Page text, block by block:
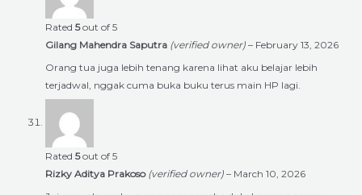
Rated 5out of 5
Gilang Mahendra Saputra (verified owner) – February 13, 2026
Orang tua juga lebih tenang karena lihat aku belajar lebih
terjadwal, nggak cuma buka buku terus main HP lagi.
Rated 5out of 5
Rizky Aditya Prakoso (verified owner) – March 10, 2026